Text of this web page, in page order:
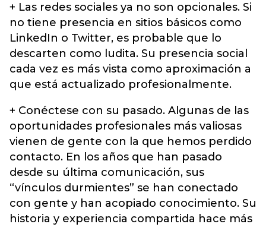
+ Las redes sociales ya no son opcionales. Si
no tiene presencia en sitios básicos como
LinkedIn o Twitter, es probable que lo
descarten como ludita. Su presencia social
cada vez es más vista como aproximación a
que está actualizado profesionalmente.
+ Conéctese con su pasado. Algunas de las
oportunidades profesionales más valiosas
vienen de gente con la que hemos perdido
contacto. En los años que han pasado
desde su última comunicación, sus
“vínculos durmientes” se han conectado
con gente y han acopiado conocimiento. Su
historia y experiencia compartida hace más